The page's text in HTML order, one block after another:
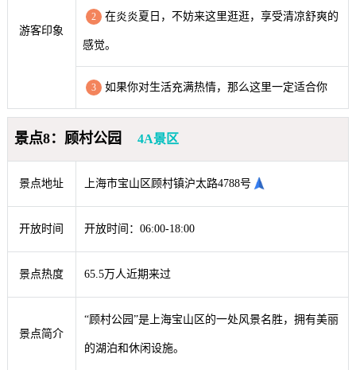
游客印象
2 在炎炎夏日，不妨来这里逛逛，享受清凉舒爽的
感觉。
3 如果你对生活充满热情，那么这里一定适合你
景点8：顾村公园 4A景区
景点地址 上海市宝山区顾村镇沪太路4788号
开放时间 开放时间：06:00-18:00
景点热度 65.5万人近期来过
景点简介
“顾村公园”是上海宝山区的一处风景名胜，拥有美丽
的湖泊和休闲设施。